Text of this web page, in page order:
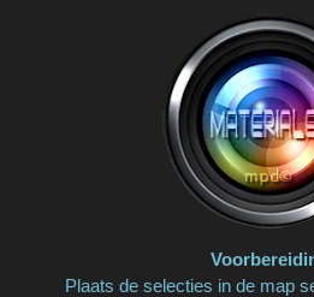
Plaats de selecties in de map